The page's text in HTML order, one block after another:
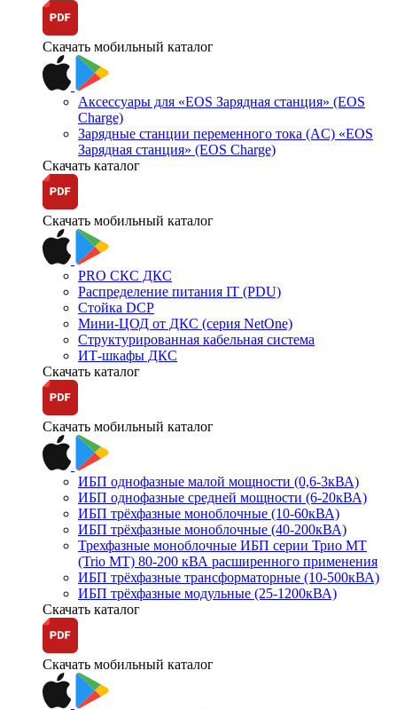
Скачать мобильный каталог
Аксессуары для «EOS Зарядная станция» (EOS
Charge)
Зарядные станции переменного тока (AC) «EOS
Зарядная станция» (EOS Charge)
Скачать каталог
Скачать мобильный каталог
PRO СКС ДКС
Распределение питания IT (PDU)
Стойка DCP
Мини-ЦОД от ДКС (серия NetOne)
Структурированная кабельная система
ИТ-шкафы ДКС
Скачать каталог
Скачать мобильный каталог
ИБП однофазные малой мощности (0,6-3кВА)
ИБП однофазные средней мощности (6-20кВА)
ИБП трёхфазные моноблочные (10-60кВА)
ИБП трёхфазные моноблочные (40-200кВА)
Трехфазные моноблочные ИБП серии Трио МТ
(Trio MT) 80-200 кВА расширенного применения
ИБП трёхфазные трансформаторные (10-500кВА)
ИБП трёхфазные модульные (25-1200кВА)
Скачать каталог
Скачать мобильный каталог